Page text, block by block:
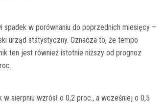
spadek w porównaniu do poprzednich miesięcy –
urząd statystyczny. Oznacza to, że tempo
ten jest również istotnie niższy od prognoz
sierpniu wzrósł o 0,2 proc., a wcześniej o 0,5